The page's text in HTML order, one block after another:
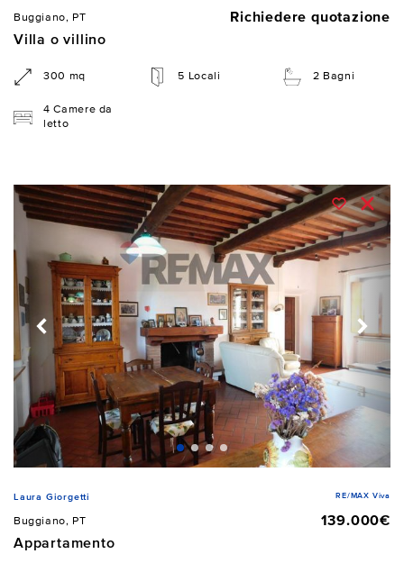
Buggiano, PT
Richiedere quotazione
Villa o villino
300 mq 5 Locali 2 Bagni
4 Camere da
letto
Laura Giorgetti RE/MAX Viva
Buggiano, PT
139.000€
Appartamento